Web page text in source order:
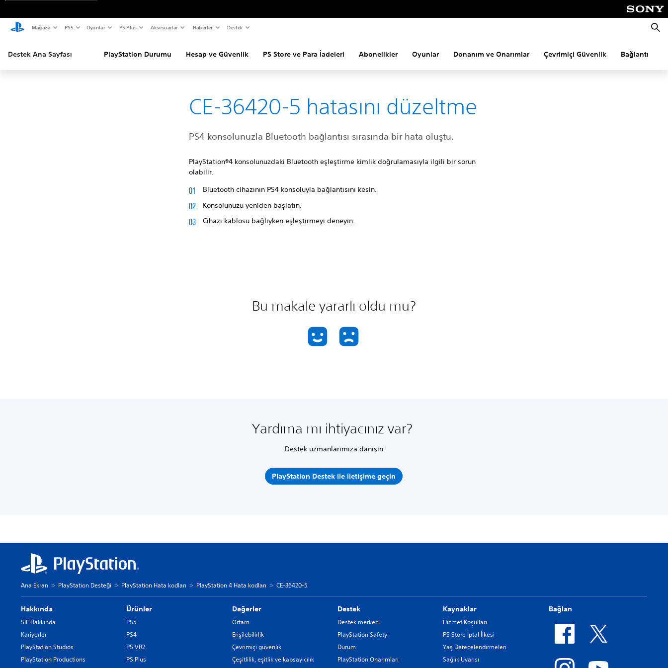
Mağaza PS5 Oyunlar PS Plus Aksesuarlar Haberler Destek
Destek Ana Sayfası PlayStation Durumu Hesap ve Güvenlik PS Store ve Para İadeleri Abonelikler Oyunlar Donanım ve Onarımlar Çevrimiçi Güvenlik Bağlantı
CE-36420-5 hatasını düzeltme
PS4 konsolunuzla Bluetooth bağlantısı sırasında bir hata oluştu.
PlayStation®4 konsolunuzdaki Bluetooth eşleştirme kimlik doğrulamasıyla ilgili bir sorun
olabilir.
Bluetooth cihazının PS4 konsoluyla bağlantısını kesin.
Konsolunuzu yeniden başlatın.
Cihazı kablosu bağlıyken eşleştirmeyi deneyin.
Bu makale yararlı oldu mu?
Yardıma mı ihtiyacınız var?
Destek uzmanlarımıza danışın
PlayStation Destek ile iletişime geçin
Ana Ekran PlayStation Desteği PlayStation Hata kodları PlayStation 4 Hata kodları CE-36420-5
Hakkında
SIE Hakkında
Kariyerler
PlayStation Studios
PlayStation Productions
Ürünler
PS5
PS4
PS VR2
PS Plus
Değerler
Ortam
Erişilebilirlik
Çevrimiçi güvenlik
Çeşitlilik, eşitlik ve kapsayıcılık
Destek
Destek merkezi
PlayStation Safety
Durum
PlayStation Onarımları
Kaynaklar
Hizmet Koşulları
PS Store İptal İlkesi
Yaş Derecelendirmeleri
Sağlık Uyarısı
Bağlan